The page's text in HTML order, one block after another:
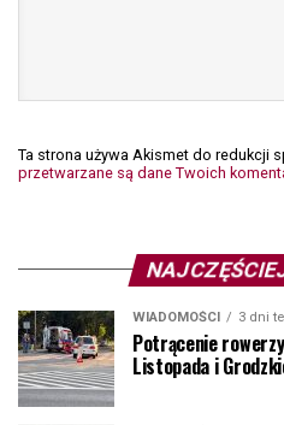
Ta strona używa Akismet do redukcji
przetwarzane są dane Twoich
WIADOMOŚCI 3 dni
Potrącenie
Listopada i